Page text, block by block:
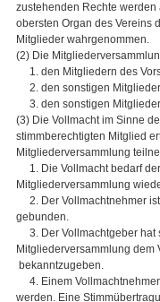
zustehenden Rechte
obersten Organ des Vereins
Mitglieder wahrgenommen.
(2) Die
1. den Mitgliedern des
2. den sonstigen
3. den sonstigen
(3) Die Vollmacht im Sinne
stimmberechtigten Mitglied
Mitgliederversammlung
1. Die Vollmacht bedarf
Mitgliederversammlung
2. Der Vollmachtnehmer
gebunden.
3. Der Vollmachtgeber hat
Mitgliederversammlung dem
bekanntzugeben.
4. Einem
werden. Eine